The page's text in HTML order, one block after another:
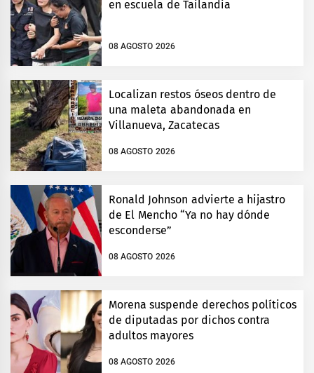
en escuela de Tailandia
08 AGOSTO 2026
Localizan restos óseos dentro de
una maleta abandonada en
Villanueva, Zacatecas
08 AGOSTO 2026
Ronald Johnson advierte a hijastro
de El Mencho “Ya no hay dónde
esconderse”
08 AGOSTO 2026
Morena suspende derechos políticos
de diputadas por dichos contra
adultos mayores
08 AGOSTO 2026